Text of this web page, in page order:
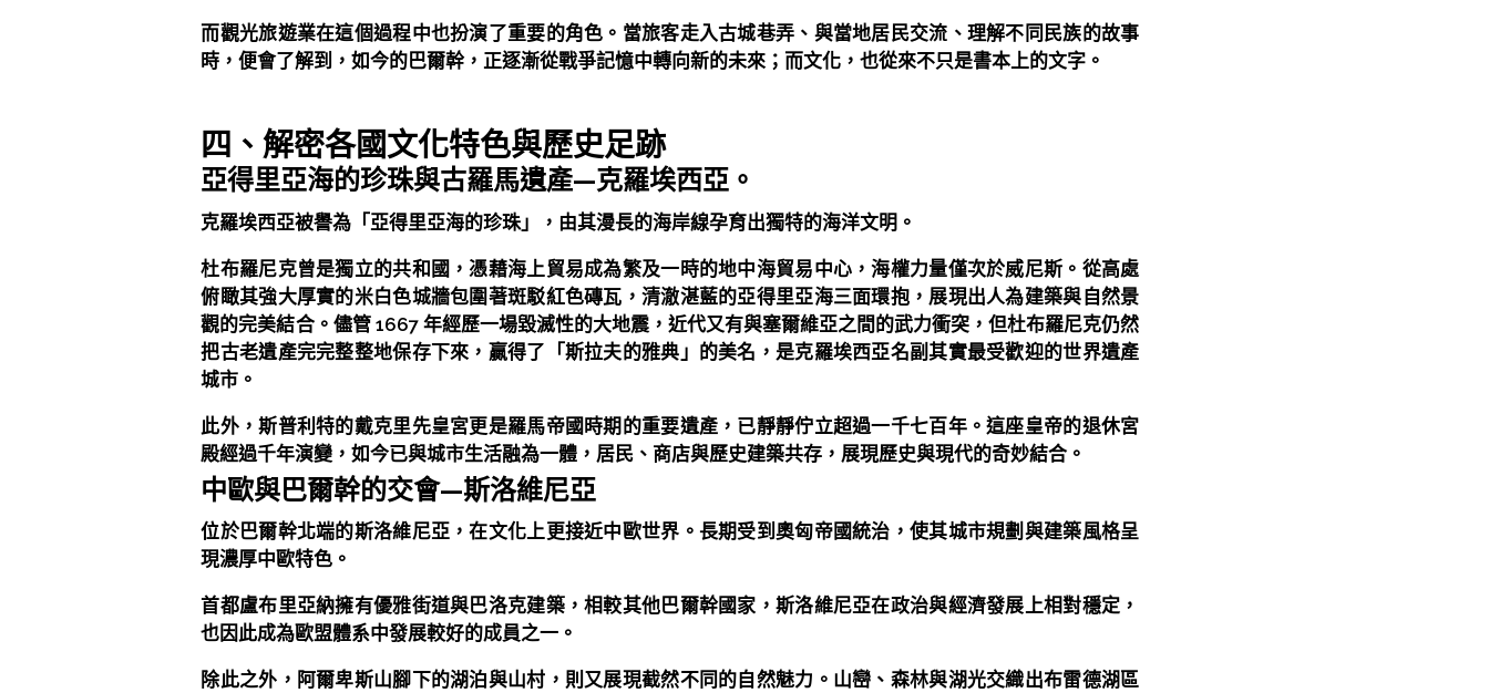
而觀光旅遊業在這個過程中也扮演了重要的角色。當旅客走入古城巷弄、與當地居民交流、理解不同民族的故事
時，便會了解到，如今的巴爾幹，正逐漸從戰爭記憶中轉向新的未來；而文化，也從來不只是書本上的文字。
四、解密各國文化特色與歷史足跡
亞得里亞海的珍珠與古羅馬遺產—克羅埃西亞。
克羅埃西亞被譽為「亞得里亞海的珍珠」，由其漫長的海岸線孕育出獨特的海洋文明。
杜布羅尼克曾是獨立的共和國，憑藉海上貿易成為繁及一時的地中海貿易中心，海權力量僅次於威尼斯。從高處
俯瞰其強大厚實的米白色城牆包圍著斑駁紅色磚瓦，清澈湛藍的亞得里亞海三面環抱，展現出人為建築與自然景
觀的完美結合。儘管 1667 年經歷一場毀滅性的大地震，近代又有與塞爾維亞之間的武力衝突，但杜布羅尼克仍然
把古老遺產完完整整地保存下來，贏得了「斯拉夫的雅典」的美名，是克羅埃西亞名副其實最受歡迎的世界遺產
城市。
此外，斯普利特的戴克里先皇宮更是羅馬帝國時期的重要遺產，已靜靜佇立超過一千七百年。這座皇帝的退休宮
殿經過千年演變，如今已與城市生活融為一體，居民、商店與歷史建築共存，展現歷史與現代的奇妙結合。
中歐與巴爾幹的交會—斯洛維尼亞
位於巴爾幹北端的斯洛維尼亞，在文化上更接近中歐世界。長期受到奧匈帝國統治，使其城市規劃與建築風格呈
現濃厚中歐特色。
首都盧布里亞納擁有優雅街道與巴洛克建築，相較其他巴爾幹國家，斯洛維尼亞在政治與經濟發展上相對穩定，
也因此成為歐盟體系中發展較好的成員之一。
除此之外，阿爾卑斯山腳下的湖泊與山村，則又展現截然不同的自然魅力。山巒、森林與湖光交織出布雷德湖區